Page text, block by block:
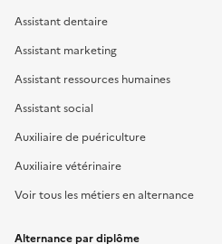
Assistant dentaire
Assistant marketing
Assistant ressources humaines
Assistant social
Auxiliaire de puériculture
Auxiliaire vétérinaire
Voir tous les métiers en alternance
Alternance par diplôme